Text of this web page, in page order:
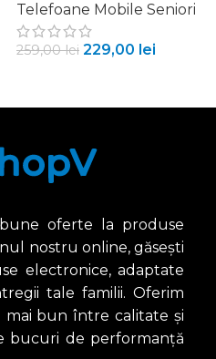
Telefoane Mobile Seniori
259,00lei 229,00 lei
oferte la produse
nostru online, găsești
electronice, adaptate
tale familii. Oferim
bun între calitate și
bucuri de performanță